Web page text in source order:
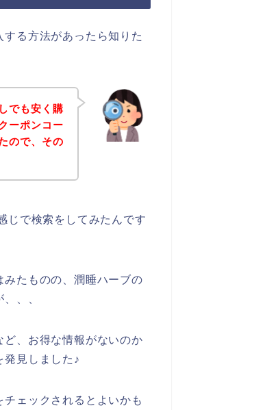
る方法があったら知りた
でも安く購
ーポンコー
ので、その
じで検索をしてみたんです
たものの、潤睡ハーブの
、、
、お得な情報がないのか
発見しました♪
ェックされるとよいかも